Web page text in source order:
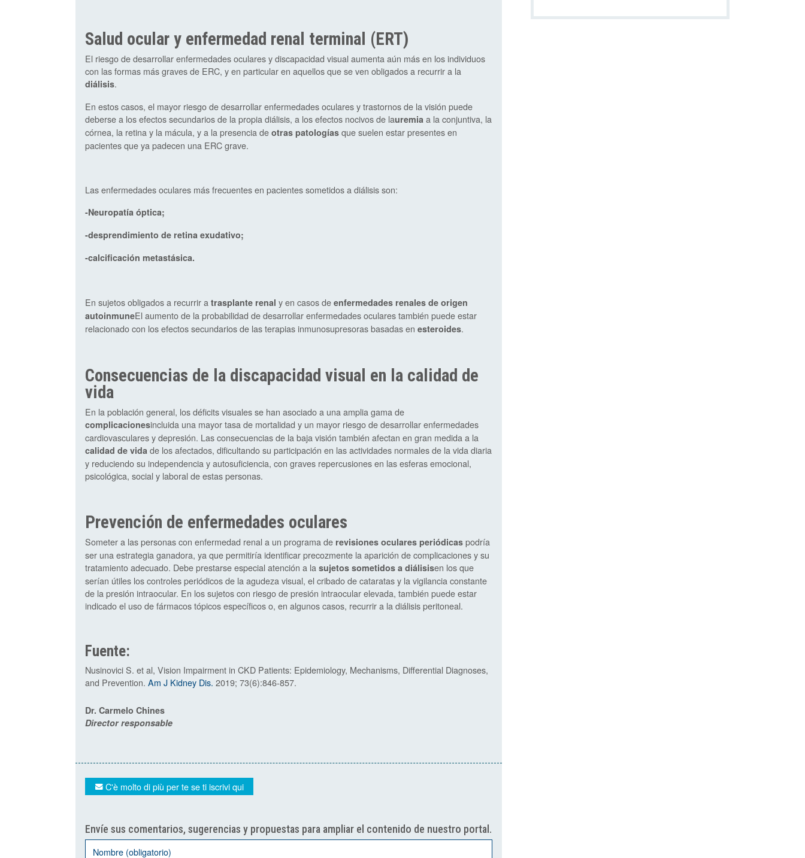
Salud ocular y enfermedad renal terminal (ERT)
El riesgo de desarrollar enfermedades oculares y discapacidad visual aumenta aún más en los individuos
con las formas más graves de ERC, y en particular en aquellos que se ven obligados a recurrir a la
diálisis.
En estos casos, el mayor riesgo de desarrollar enfermedades oculares y trastornos de la visión puede
deberse a los efectos secundarios de la propia diálisis, a los efectos nocivos de lauremia a la conjuntiva, la
córnea, la retina y la mácula, y a la presencia de otras patologías que suelen estar presentes en
pacientes que ya padecen una ERC grave.
Las enfermedades oculares más frecuentes en pacientes sometidos a diálisis son:
-Neuropatía óptica;
-desprendimiento de retina exudativo;
-calcificación metastásica.
En sujetos obligados a recurrir a trasplante renal y en casos de enfermedades renales de origen
autoinmuneEl aumento de la probabilidad de desarrollar enfermedades oculares también puede estar
relacionado con los efectos secundarios de las terapias inmunosupresoras basadas en esteroides.
Consecuencias de la discapacidad visual en la calidad de
vida
En la población general, los déficits visuales se han asociado a una amplia gama de
complicacionesincluida una mayor tasa de mortalidad y un mayor riesgo de desarrollar enfermedades
cardiovasculares y depresión. Las consecuencias de la baja visión también afectan en gran medida a la
calidad de vida de los afectados, dificultando su participación en las actividades normales de la vida diaria
y reduciendo su independencia y autosuficiencia, con graves repercusiones en las esferas emocional,
psicológica, social y laboral de estas personas.
Prevención de enfermedades oculares
Someter a las personas con enfermedad renal a un programa de revisiones oculares periódicas podría
ser una estrategia ganadora, ya que permitiría identificar precozmente la aparición de complicaciones y su
tratamiento adecuado. Debe prestarse especial atención a la sujetos sometidos a diálisisen los que
serían útiles los controles periódicos de la agudeza visual, el cribado de cataratas y la vigilancia constante
de la presión intraocular. En los sujetos con riesgo de presión intraocular elevada, también puede estar
indicado el uso de fármacos tópicos específicos o, en algunos casos, recurrir a la diálisis peritoneal.
Fuente:
Nusinovici S. et al, Vision Impairment in CKD Patients: Epidemiology, Mechanisms, Differential Diagnoses,
and Prevention. Am J Kidney Dis. 2019; 73(6):846-857.
Dr. Carmelo Chines
Director responsable
C'è molto di più per te se ti iscrivi qui
Envíe sus comentarios, sugerencias y propuestas para ampliar el contenido de nuestro portal.